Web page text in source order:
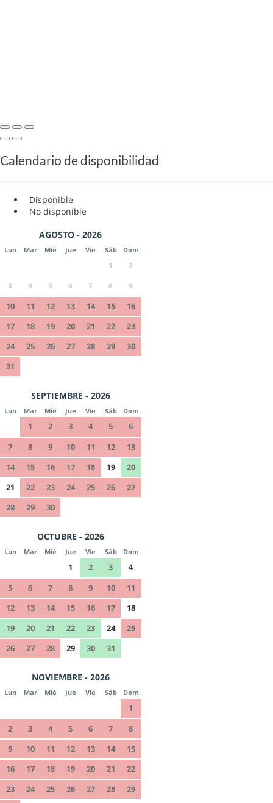
Calendario de disponibilidad
Disponible
No disponible
AGOSTO - 2026
Lun Mar Mié Jue Vie Sáb Dom
1
2
3
4 5 6 7 8 9
10 11 12 13 14 15
16
17
18 19 20 21 22
23
24
25 26 27 28 29
30
31
SEPTIEMBRE - 2026
Lun Mar Mié Jue Vie Sáb Dom
1 2 3 4 5
6
7
8 9 10 11 12
13
14
15 16 17 18 19
20
21
22 23 24 25 26
27
28
29 30
OCTUBRE - 2026
Lun Mar Mié Jue Vie Sáb Dom
1 2 3
4
5
6 7 8 9 10
11
12
13 14 15 16 17
18
19
20 21 22 23 24
25
26
27 28 29 30 31
NOVIEMBRE - 2026
Lun Mar Mié Jue Vie Sáb Dom
1
2
3 4 5 6 7
8
9
10 11 12 13 14
15
16
17 18 19 20 21
22
23
24 25 26 27 28
29